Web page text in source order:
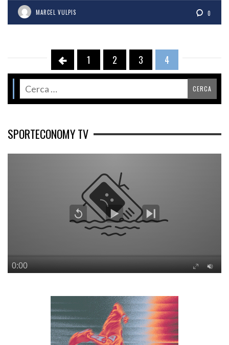
MARCEL VULPIS 0
1 2 3 4
SPORTECONOMY TV